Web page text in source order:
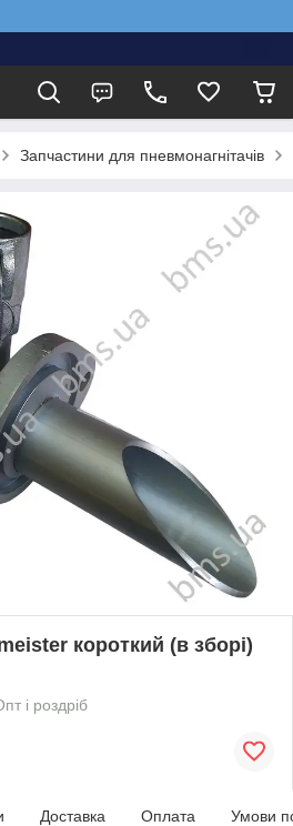
Запчастини для пневмонагнітачів
короткий (в зборі)
і роздріб
Доставка Оплата Умови